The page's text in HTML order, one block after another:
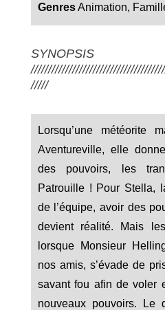
GenresAnimation,
SYNOPSIS
/////
Lorsqu’une météorite
Aventureville, elle
des pouvoirs, les
Patrouille ! Pour Stella,
de l’équipe, avoir des
devient réalité. Mais
lorsque Monsieur
nos amis, s’évade de
savant fou afin de voler
nouveaux pouvoirs. Le